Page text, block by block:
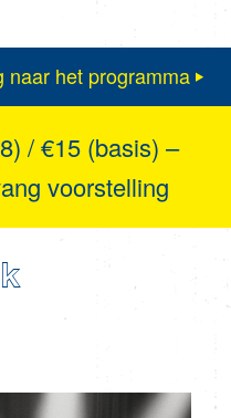
naar het programma
/ €15 (basis) –
voorstelling